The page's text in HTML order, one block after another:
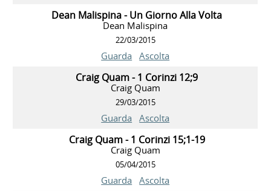
Dean Malispina - Un Giorno Alla Volta
Dean Malispina
22/03/2015
Guarda Ascolta
Craig Quam - 1 Corinzi 12;9
Craig Quam
29/03/2015
Guarda Ascolta
Craig Quam - 1 Corinzi 15;1-19
Craig Quam
05/04/2015
Guarda Ascolta